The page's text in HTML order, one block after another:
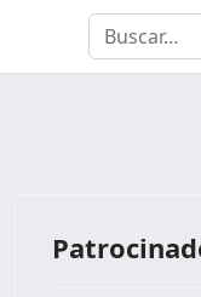
Buscar
Type 2 or